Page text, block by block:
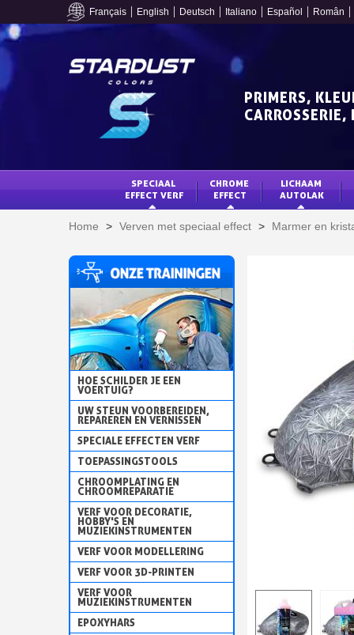
Français English Deutsch Italiano Español Român
PRIMERS,
SPECIAAL
EFFECT VERF
CHROME
EFFECT
LICHAAM
AUTOLAK
Home > Verven met speciaal effect > Marmer en
HOE SCHILDER JE EEN
VOERTUIG?
UW STEUN VOORBEREIDEN,
REPAREREN EN VERNISSEN
SPECIALE EFFECTEN VERF
TOEPASSINGSTOOLS
CHROOMPLATING EN
CHROOMREPARATIE
VERF VOOR DECORATIE,
HOBBY'S EN
MUZIEKINSTRUMENTEN
VERF VOOR MODELLERING
VERF VOOR 3D-PRINTEN
VERF VOOR
MUZIEKINSTRUMENTEN
EPOXYHARS